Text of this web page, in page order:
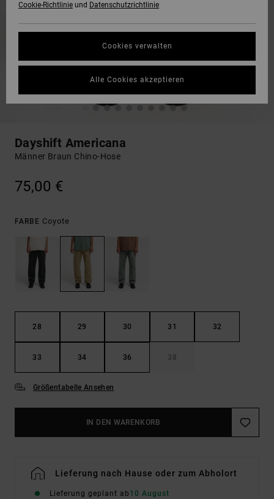
Dayshift Americana
Männer Braun Chino-Hose
75,00 €
FARBE Coyote
28 29 30 31 32
33 34 36 38
Größentabelle Ansehen
IN DEN WARENKORB
Lieferung nach Hause oder zum Abholort
Lieferung geplant ab 10 August
Cookie-Richtlinie und Datenschutzrichtlinie
Cookies verwalten
Alle Cookies akzeptieren